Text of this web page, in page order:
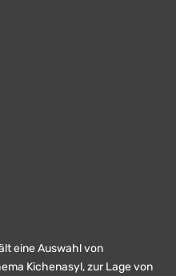
eine Auswahl von
Kichenasyl, zur Lage von